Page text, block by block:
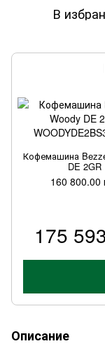
В
Кофемашина
DE 2GR
160 800.00
175
Описание